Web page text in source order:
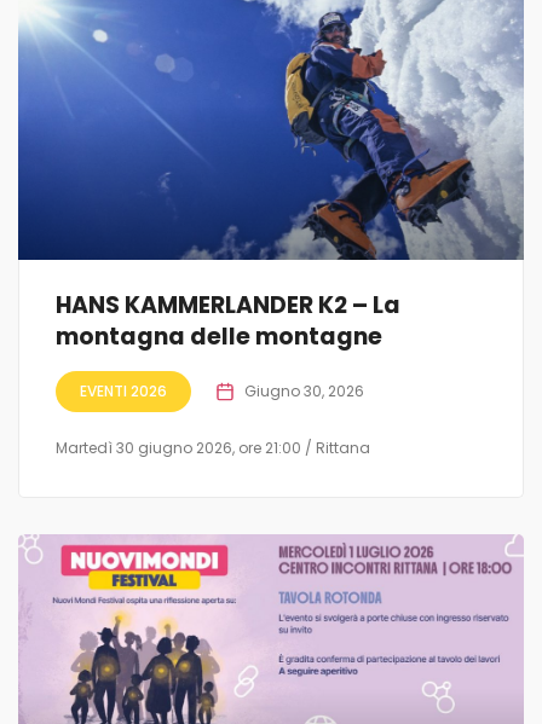
HANS KAMMERLANDER K2 – La
montagna delle montagne
EVENTI 2026 Giugno 30, 2026
Martedì 30 giugno 2026, ore 21:00 / Rittana